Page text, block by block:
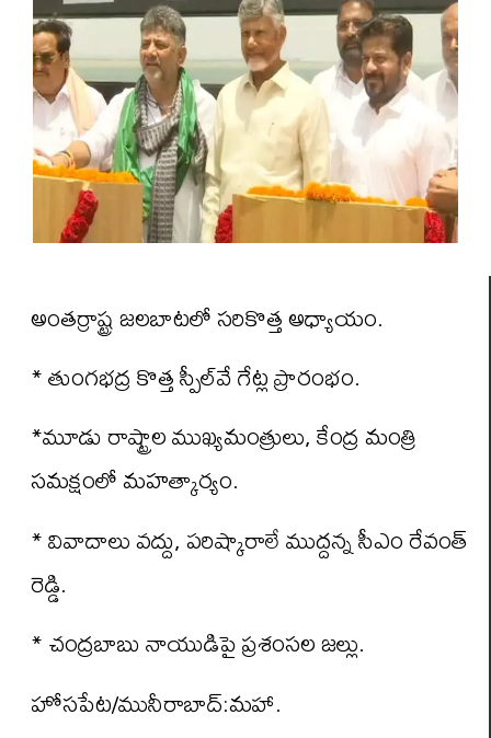
అంతర్రాష్ట్ర జలబాటలో సరికొత్త అధ్యాయం.
* తుంగభద్ర కొత్త స్పీల్‌వే గేట్ల ప్రారంభం.
*మూడు రాష్ట్రాల ముఖ్యమంత్రులు, కేంద్ర మంత్రి
సమక్షంలో మహత్కార్యం.
* వివాదాలు వద్దు, పరిష్కారాలే ముద్దన్న సీఎం రేవంత్
రెడ్డి.
* చంద్రబాబు నాయుడిపై ప్రశంసల జల్లు.
హోసపేట/మునీరాబాద్:మహా.